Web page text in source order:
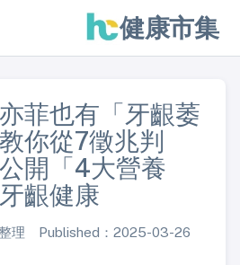
健康市集
菲也有「牙齦萎
你從7徵兆判
開「4大營養
齦健康
整理 Published：2025-03-26